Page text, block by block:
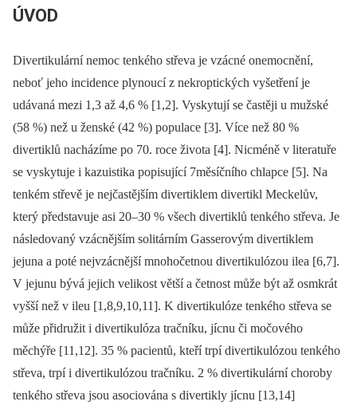
ÚVOD
Divertikulární nemoc tenkého střeva je vzácné onemocnění,
neboť jeho incidence plynoucí z nekroptických vyšetření je
udávaná mezi 1,3 až 4,6 % [1,2]. Vyskytují se častěji u mužské
(58 %) než u ženské (42 %) populace [3]. Více než 80 %
divertiklů nacházíme po 70. roce života [4]. Nicméně v literatuře
se vyskytuje i kazuistika popisující 7měsíčního chlapce [5]. Na
tenkém střevě je nejčastějším divertiklem divertikl Meckelův,
který představuje asi 20–30 % všech divertiklů tenkého střeva. Je
následovaný vzácnějším solitárním Gasserovým divertiklem
jejuna a poté nejvzácnější mnohočetnou divertikulózou ilea [6,7].
V jejunu bývá jejich velikost větší a četnost může být až osmkrát
vyšší než v ileu [1,8,9,10,11]. K divertikulóze tenkého střeva se
může přidružit i divertikulóza tračníku, jícnu či močového
měchýře [11,12]. 35 % pacientů, kteří trpí divertikulózou tenkého
střeva, trpí i divertikulózou tračníku. 2 % divertikulární choroby
tenkého střeva jsou asociována s divertikly jícnu [13,14]